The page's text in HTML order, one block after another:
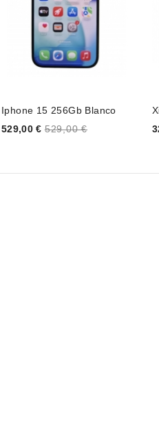
Iphone 15 256Gb Blanco
Price
529,00 € 529,00 €